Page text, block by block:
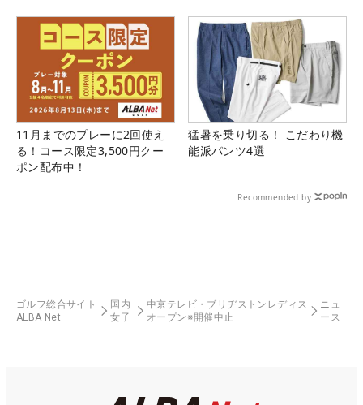
11月までのプレーに2回使え
る！コース限定3,500円クー
ポン配布中！
猛暑を乗り切る！ こだわり機
能派パンツ4選
Recommended by
ゴルフ総合サイト
ALBA Net
国内
女子
中京テレビ・ブリヂストンレディス
オープン※開催中止
ニュ
ース